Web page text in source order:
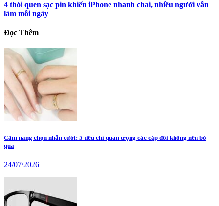
4 thói quen sạc pin khiến iPhone nhanh chai, nhiều người vẫn
làm mỗi ngày
Đọc Thêm
Cẩm nang chọn nhẫn cưới: 5 tiêu chí quan trọng các cặp đôi không nên bỏ
qua
24/07/2026